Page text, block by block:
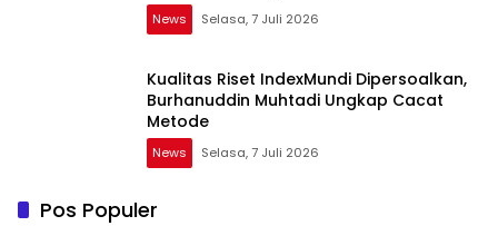
News Selasa, 7 Juli 2026
Kualitas Riset IndexMundi Dipersoalkan,
Burhanuddin Muhtadi Ungkap Cacat
Metode
News Selasa, 7 Juli 2026
Pos Populer